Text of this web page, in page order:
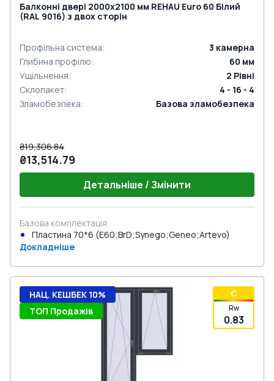
Балконні двері 2000x2100 мм REHAU Euro 60 Білий
(RAL 9016) з двох сторін
Профільна система: 3 камерна
Глибина профілю: 60 мм
Ущільнення: 2 Рівні
Склопакет:
4 - 16 - 4
Зламобезпека: Базова зламобезпека
₴19,306.84
₴13,514.79
Детальніше / Змінити
Базова комплектація
Пластина 70*6 (E60;BrD;Synego;Geneo;Artevo)
Докладніше
C
Rw
0.83
НАЦ. КЕШБЕК 10%
ТОП Продажів